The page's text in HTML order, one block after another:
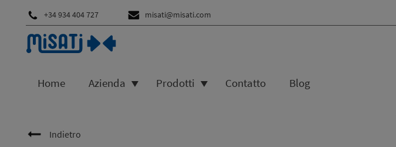
+34 934 404 727 misati@misati.com
Home Azienda Prodotti Contatto Blog
Indietro